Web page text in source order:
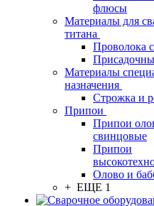
флюсы
Материалы для
титана
Проволока
Материалы
назначения
Строжка и
Припои
Припои
свинцовые
Припои
Олово и
+ ЕЩЕ 1